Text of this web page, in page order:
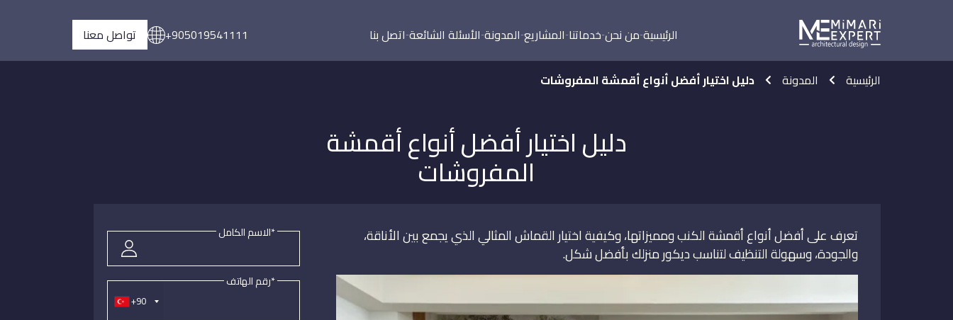
الرئيسية من نحن خدماتنا المشاريع المدونة الأسئلة الشائعة اتصل بنا +905019541111 تواصل معنا
الرئيسية المدونة دليل اختيار أفضل أنواع أقمشة المفروشات
دليل اختيار أفضل أنواع أقمشة
المفروشات
تعرف على أفضل أنواع أقمشة الكنب ومميزاتها، وكيفية اختيار القماش المثالي الذي يجمع بين الأناقة،
والجودة، وسهولة التنظيف لتناسب ديكور منزلك بأفضل شكل.
*الاسم الكامل
+90
*رقم الهاتف